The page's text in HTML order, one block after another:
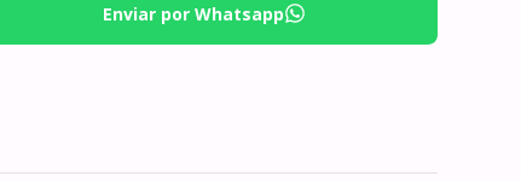
Enviar por Whatsapp